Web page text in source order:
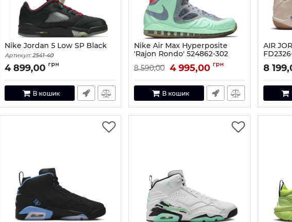
Nike Jordan 5 Low SP Black
Артикул: 2541-40
4 899,00 грн
В кошик
Nike Air Max Hyperposite
'Rajon Rondo' 524862-302
Артикул: 524862-302
8 590,00 4 995,00 грн
В кошик
AIR
Артикул:
8